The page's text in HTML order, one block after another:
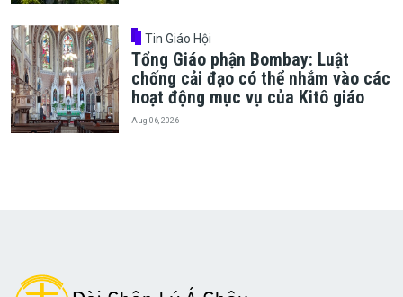
Tin Giáo Hội
Tổng Giáo phận Bombay: Luật
chống cải đạo có thể nhắm vào các
hoạt động mục vụ của Kitô giáo
Aug 06, 2026